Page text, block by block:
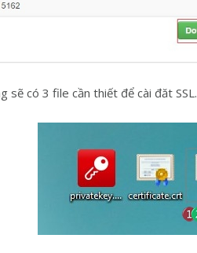
sẽ có 3 file cần thiết để cài đăt SSL.